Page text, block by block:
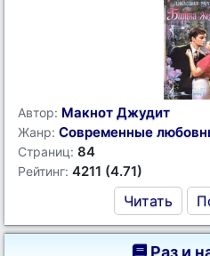
Автор: Макнот Джудит
Жанр: Современные
Страниц: 84
Рейтинг: 4211 (4.71)
Читать
Раз и